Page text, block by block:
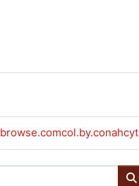
browse.comcol.by.conahcyt